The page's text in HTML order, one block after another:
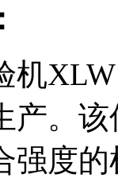
机
产。
强度